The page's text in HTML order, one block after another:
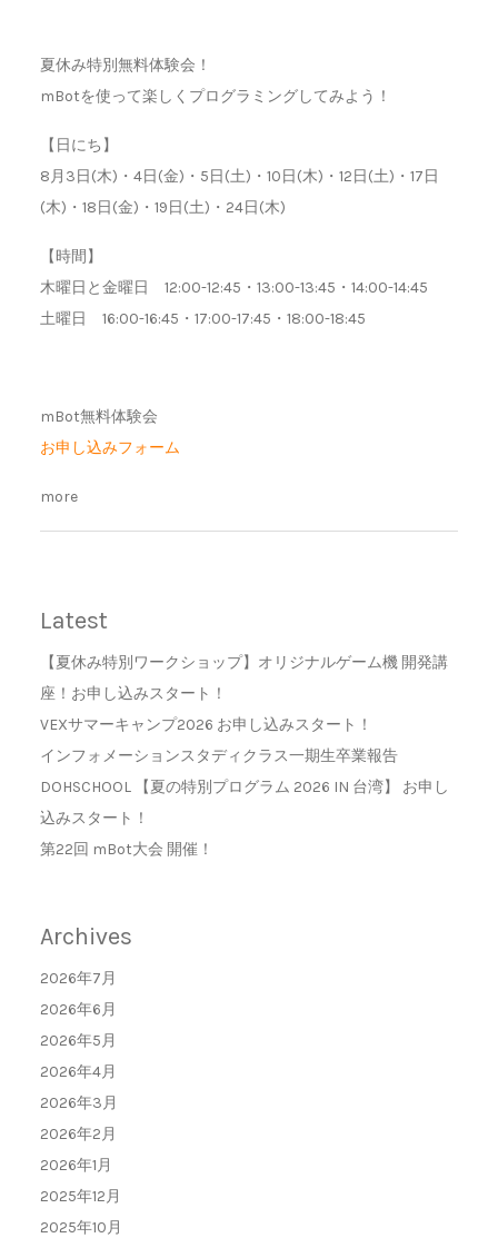
夏休み特別無料体験会！
mBotを使って楽しくプログラミングしてみよう！
【日にち】
8月3日(木)・4日(金)・5日(土)・10日(木)・12日(土)・17日
(木)・18日(金)・19日(土)・24日(木)
【時間】
木曜日と金曜日 12:00-12:45・13:00-13:45・14:00-14:45
土曜日 16:00-16:45・17:00-17:45・18:00-18:45
mBot無料体験会
お申し込みフォーム
more
Latest
【夏休み特別ワークショップ】オリジナルゲーム機 開発講
座！お申し込みスタート！
VEXサマーキャンプ2026 お申し込みスタート！
インフォメーションスタディクラス一期生卒業報告
DOHSCHOOL 【夏の特別プログラム 2026 IN 台湾】 お申し
込みスタート！
第22回 mBot大会 開催！
Archives
2026年7月
2026年6月
2026年5月
2026年4月
2026年3月
2026年2月
2026年1月
2025年12月
2025年10月